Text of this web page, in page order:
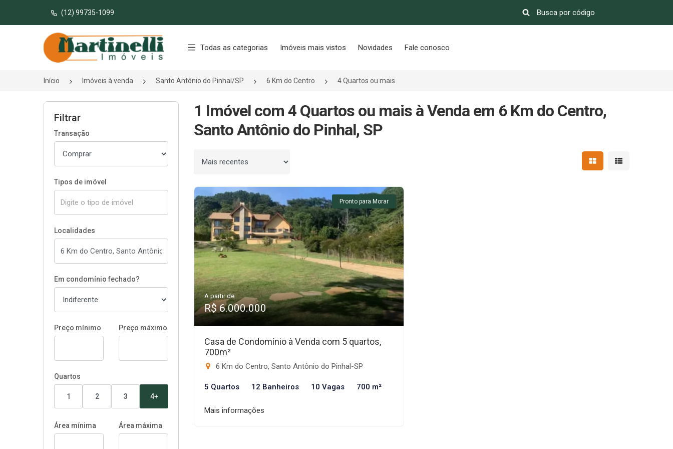
(12) 99735-1099
Página inicial
Todas as categorias Imóveis mais vistos Novidades Fale conosco
Início Imóveis à venda Santo Antônio do Pinhal/SP 6 Km do Centro 4 Quartos ou mais
Filtrar
Transação
Tipos de imóvel
Localidades
Em condomínio fechado?
Preço mínimo Preço máximo
Quartos
1 2 3 4+
Área mínima Área máxima
1 Imóvel com 4 Quartos ou mais à Venda em 6 Km do Centro,
Santo Antônio do Pinhal, SP
Ordenar por Mostrar resultados em
Mostrar
Pronto para Morar
A partir de:
R$ 6.000.000
Casa de Condomínio à Venda com 5 quartos,
700m²
6 Km do Centro, Santo Antônio do Pinhal-SP
5 Quartos 12 Banheiros 10 Vagas 700 m²
Mais informações